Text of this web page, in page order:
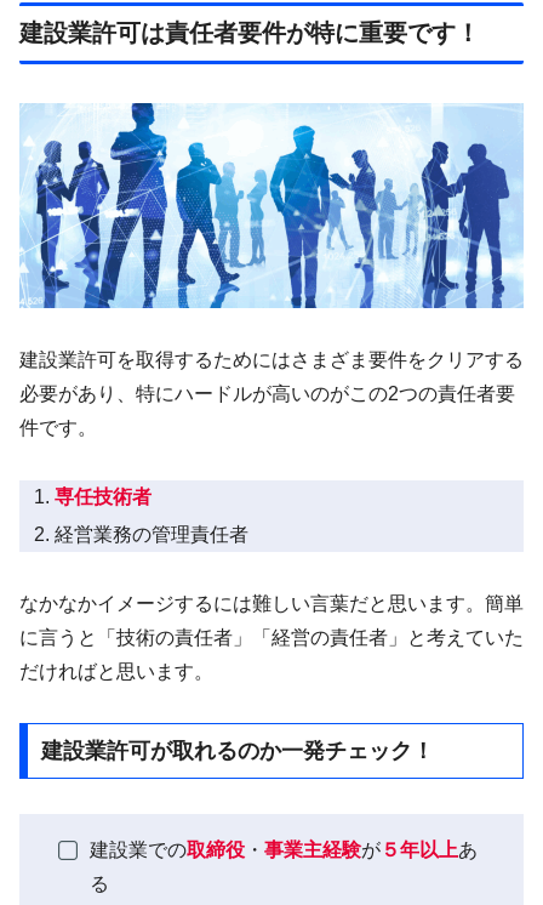
建設業許可は責任者要件が特に重要です！
建設業許可を取得するためにはさまざま要件をクリアする
必要があり、特にハードルが高いのがこの2つの責任者要
件です。
専任技術者
経営業務の管理責任者
なかなかイメージするには難しい言葉だと思います。簡単
に言うと「技術の責任者」「経営の責任者」と考えていた
だければと思います。
建設業許可が取れるのか一発チェック！
建設業での取締役・ 事業主経験が５年以上あ
る